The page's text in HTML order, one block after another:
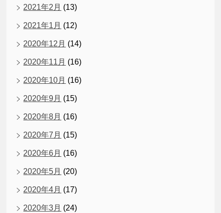
2021年2月 (13)
2021年1月 (12)
2020年12月 (14)
2020年11月 (16)
2020年10月 (16)
2020年9月 (15)
2020年8月 (16)
2020年7月 (15)
2020年6月 (16)
2020年5月 (20)
2020年4月 (17)
2020年3月 (24)